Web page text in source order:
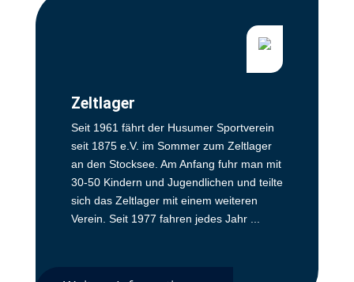
Zeltlager
Seit 1961 fährt der Husumer Sportverein
seit 1875 e.V. im Sommer zum Zeltlager
an den Stocksee. Am Anfang fuhr man mit
30-50 Kindern und Jugendlichen und teilte
sich das Zeltlager mit einem weiteren
Verein. Seit 1977 fahren jedes Jahr ...